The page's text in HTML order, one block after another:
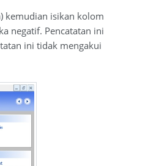
kemudian isikan kolom
negatif. Pencatatan ini
ini tidak mengakui